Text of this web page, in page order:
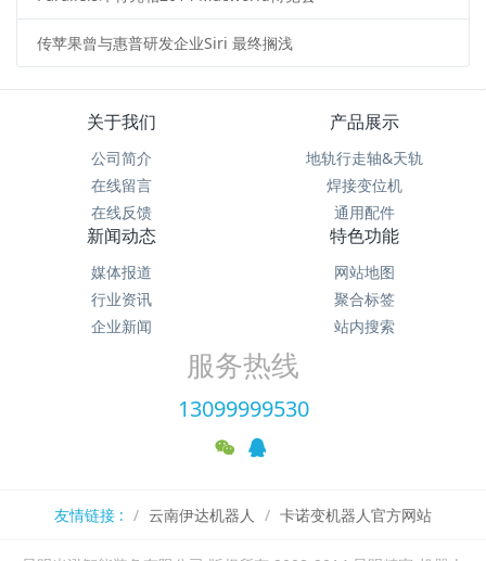
传苹果曾与惠普研发企业Siri 最终搁浅
关于我们
公司简介
在线留言
在线反馈
产品展示
地轨行走轴&天轨
焊接变位机
通用配件
新闻动态
媒体报道
行业资讯
企业新闻
特色功能
网站地图
聚合标签
站内搜索
服务热线
13099999530
友情链接 : 云南伊达机器人 卡诺变机器人官方网站